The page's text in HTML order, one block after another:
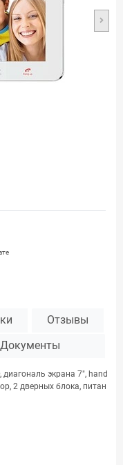
Отзывы
Документы
экрана 7″, hand
2 дверных блока, питан